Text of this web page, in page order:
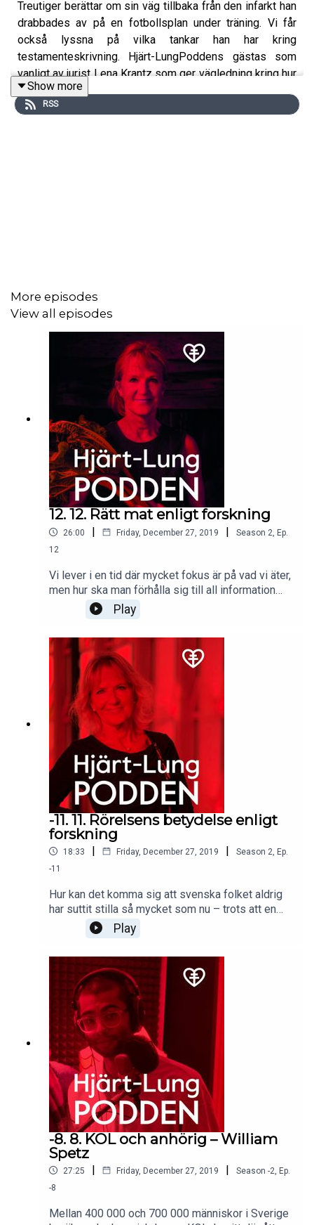
Treutiger berättar om sin väg tillbaka från den infarkt han
drabbades av på en fotbollsplan under träning. Vi får
också lyssna på vilka tankar han har kring
testamenteskrivning. Hjärt-LungPoddens gästas som
vanligt av jurist Lena Krantz som ger vägledning kring hur
man kan undvika att tvister uppstår den dag ett
testamentekuvert öppnas.
Show more
RSS
More episodes
View all episodes
12. 12. Rätt mat enligt forskning
26:00 | Friday, December 27, 2019 | Season 2 Ep.
12
Vi lever i en tid där mycket fokus är på vad vi äter,
men hur ska man förhålla sig till all information
och rykten kring mat och dieter? Vilken är den
bästa maten ur ett hälsoperspektiv enligt
Hjärt-LungPodden bjöd in professor och
överläkare Mai-Lis Hellénius som är en av
Sveriges mest anlitade föreläsare i ämnet goda
levnadsvanor.
Play
-11. 11. Rörelsens betydelse enligt
forskning
18:33 | Friday, December 27, 2019 | Season 2 Ep.
-11
Hur kan det komma sig att svenska folket aldrig
har suttit stilla så mycket som nu – trots att en
motionshysteri tycks råda mer eller mindre
konstant? Och hur kan man enkelt motverka denna
Hjärt-LungPodden bjöd in professor och
överläkare Mai-Lis Hellénius som är en av
Sveriges mest anlitade föreläsare i ämnet goda
levnadsvanor.
Play
-8. 8. KOL och anhörig – William
Spetz
27:25 | Friday, December 27, 2019 | Season -2 Ep.
-8
Mellan 400 000 och 700 000 människor i Sverige